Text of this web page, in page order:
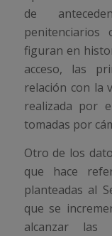
de
figuran en
acceso, las
relación con la
realizada por
tomadas por
Otro de los
que hace
planteadas al
que se
alcanzar las